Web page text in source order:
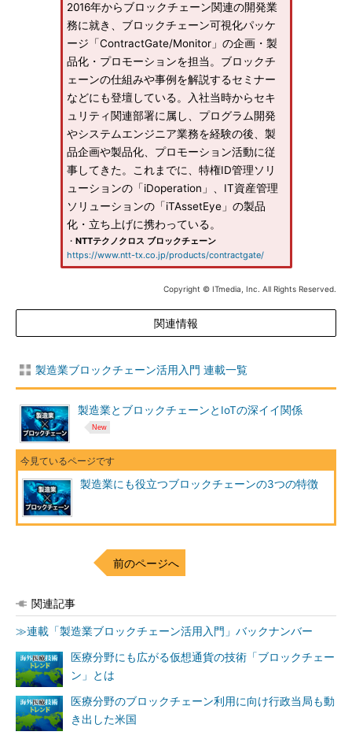
2016年からブロックチェーン関連の開発業
務に就き、ブロックチェーン可視化パッケ
ージ「ContractGate/Monitor」の企画・製
品化・プロモーションを担当。ブロックチ
ェーンの仕組みや事例を解説するセミナー
などにも登壇している。入社当時からセキ
ュリティ関連部署に属し、プログラム開発
やシステムエンジニア業務を経験の後、製
品企画や製品化、プロモーション活動に従
事してきた。これまでに、特権ID管理ソリ
ューションの「iDoperation」、IT資産管理
ソリューションの「iTAssetEye」の製品
化・立ち上げに携わっている。
・ NTTテクノクロス ブロックチェーン
https://www.ntt-tx.co.jp/products/contractgate/
Copyright © ITmedia, Inc. All Rights Reserved.
関連情報
製造業ブロックチェーン活用入門 連載一覧
製造業とブロックチェーンとIoTの深イイ関係
製造業にも役立つブロックチェーンの3つの特徴
前のページへ
関連記事
≫連載「製造業ブロックチェーン活用入門」バックナンバー
医療分野にも広がる仮想通貨の技術「ブロックチェー
ン」とは
医療分野のブロックチェーン利用に向け行政当局も動
き出した米国